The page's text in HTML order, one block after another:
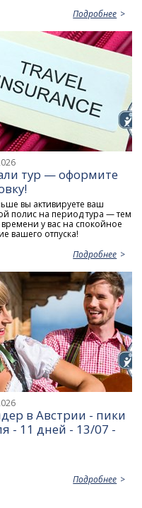
Подробнее
тур — оформите
вы активируете ваш
полис на период тура — тем
у вас на спокойное
вашего отпуска!
Подробнее
в Австрии - пики
- 11 дней - 13/07 -
Подробнее